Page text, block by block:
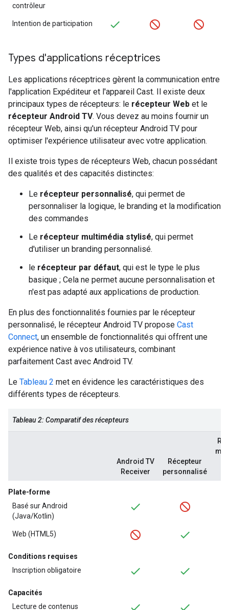
contrôleur
Intention de participation
Types d'applications réceptrices
Les applications réceptrices gèrent la communication entre
l'application Expéditeur et l'appareil Cast. Il existe deux
principaux types de récepteurs: le récepteur Web et le
récepteur Android TV. Vous devez au moins fournir un
récepteur Web, ainsi qu'un récepteur Android TV pour
optimiser l'expérience utilisateur avec votre application.
Il existe trois types de récepteurs Web, chacun possédant
des qualités et des capacités distinctes:
Le récepteur personnalisé, qui permet de
personnaliser la logique, le branding et la modification
des commandes
Le récepteur multimédia stylisé, qui permet
d'utiliser un branding personnalisé.
le récepteur par défaut, qui est le type le plus
basique ; Cela ne permet aucune personnalisation et
n'est pas adapté aux applications de production.
En plus des fonctionnalités fournies par le récepteur
personnalisé, le récepteur Android TV propose Cast
Connect, un ensemble de fonctionnalités qui offrent une
expérience native à vos utilisateurs, combinant
parfaitement Cast avec Android TV.
Le Tableau 2 met en évidence les caractéristiques des
différents types de récepteurs.
Tableau 2: Comparatif des récepteurs
Android TV
Receiver
Récepteur
personnalisé
Plate-forme
Basé sur Android
(Java/Kotlin)
Web (HTML5)
Conditions requises
Inscription obligatoire
Capacités
Lecture de contenus